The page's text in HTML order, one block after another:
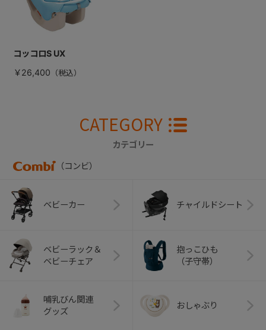
コッコロS UX
￥26,400
CATEGORY
カテゴリー
（コンビ）
ベビーカー チャイルドシート
ベビーラック＆
ベビーチェア
抱っこひも
（子守帯）
哺乳びん関連
グッズ
おしゃぶり